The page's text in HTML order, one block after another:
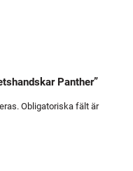
Panther”
Obligatoriska fält är